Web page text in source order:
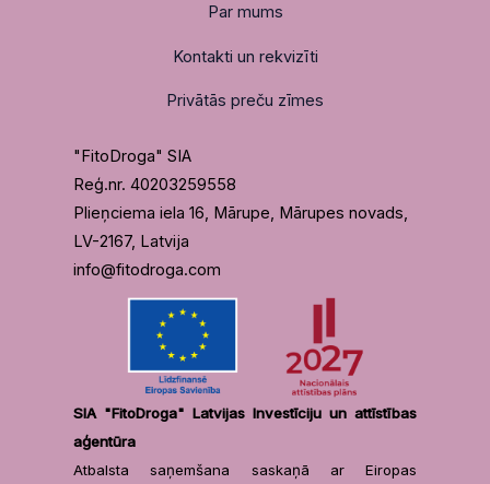
Par mums
Kontakti un rekvizīti
Privātās preču zīmes
"FitoDroga" SIA
Reģ.nr. 40203259558
Plieņciema iela 16, Mārupe, Mārupes novads,
LV-2167, Latvija
info@fitodroga.com
SIA "FitoDroga" Latvijas Investīciju un attīstības
aģentūra
Atbalsta saņemšana saskaņā ar Eiropas